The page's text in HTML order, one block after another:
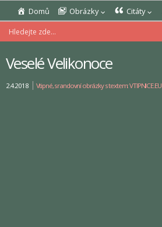
Domů Obrázky Citáty
Veselé Velikonoce
2.4.2018 Vtipné, srandovní obrázky s textem: VTIPNICE.EU